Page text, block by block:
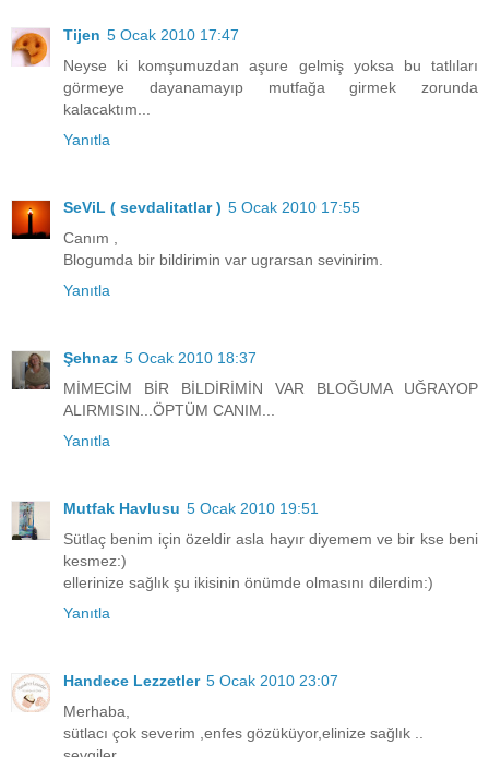
Tijen 5 Ocak 2010 17:47
Neyse ki komşumuzdan aşure gelmiş yoksa bu tatlıları
görmeye dayanamayıp mutfağa girmek zorunda
kalacaktım...
Yanıtla
SeViL ( sevdalitatlar ) 5 Ocak 2010 17:55
Canım ,
Blogumda bir bildirimin var ugrarsan sevinirim.
Yanıtla
Şehnaz 5 Ocak 2010 18:37
MİMECİM BİR BİLDİRİMİN VAR BLOĞUMA UĞRAYOP
ALIRMISIN...ÖPTÜM CANIM...
Yanıtla
Mutfak Havlusu 5 Ocak 2010 19:51
Sütlaç benim için özeldir asla hayır diyemem ve bir kse beni
kesmez:)
ellerinize sağlık şu ikisinin önümde olmasını dilerdim:)
Yanıtla
Handece Lezzetler 5 Ocak 2010 23:07
Merhaba,
sütlacı çok severim ,enfes gözüküyor,elinize sağlık ..